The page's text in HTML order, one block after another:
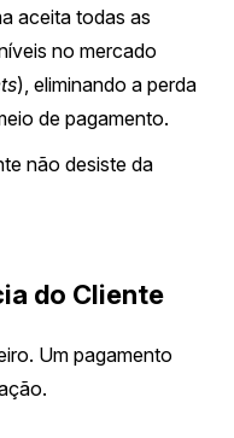
aceita todas as
no mercado
), eliminando a perda
de pagamento.
não desiste da
do Cliente
Um pagamento